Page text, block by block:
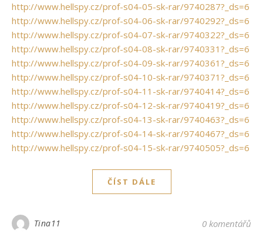
http://www.hellspy.cz/prof-s04-05-sk-rar/9740287?_ds=6
http://www.hellspy.cz/prof-s04-06-sk-rar/9740292?_ds=6
http://www.hellspy.cz/prof-s04-07-sk-rar/9740322?_ds=6
http://www.hellspy.cz/prof-s04-08-sk-rar/9740331?_ds=6
http://www.hellspy.cz/prof-s04-09-sk-rar/9740361?_ds=6
http://www.hellspy.cz/prof-s04-10-sk-rar/9740371?_ds=6
http://www.hellspy.cz/prof-s04-11-sk-rar/9740414?_ds=6
http://www.hellspy.cz/prof-s04-12-sk-rar/9740419?_ds=6
http://www.hellspy.cz/prof-s04-13-sk-rar/9740463?_ds=6
http://www.hellspy.cz/prof-s04-14-sk-rar/9740467?_ds=6
http://www.hellspy.cz/prof-s04-15-sk-rar/9740505?_ds=6
ČÍST DÁLE
Tina11 0 komentářů